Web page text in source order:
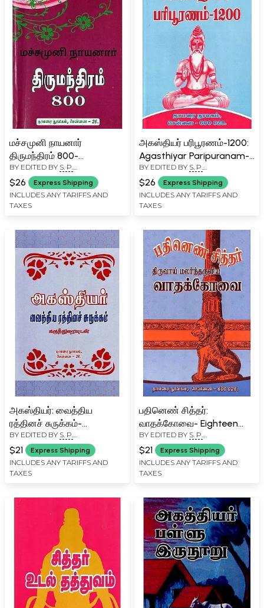
மச்சமுனி நாயனார்
திருமந்திரம் 800-
Machamuni Nayanar
Thirumanthiram 800
(Tamil)
BY EDITED BY S. P.
RAMACHANDRAN
$26 Express Shipping
INCLUDES ANY TARIFFS AND
TAXES
அகஸ்தியர் பரிபூரணம்-1200:
Agasthiyar Paripuranam-
1200 (Tamil)
BY EDITED BY S. P.
RAMACHANDRAN
$26 Express Shipping
INCLUDES ANY TARIFFS AND
TAXES
அகஸ்தியர்: வைத்திய
ரத்தினச் சுருக்கம்-
Agasthiyar: Summary of
Medicinal Gems with
Commentary (Tamil)
BY EDITED BY S. P.
RAMACHANDRAN
$21 Express Shipping
INCLUDES ANY TARIFFS AND
TAXES
பதினெண் சித்தர்:
வாதக்கோவை- Eighteen
Siddhas: Arguments
(Tamil)
BY EDITED BY S. P.
RAMACHANDRAN
$21 Express Shipping
INCLUDES ANY TARIFFS AND
TAXES